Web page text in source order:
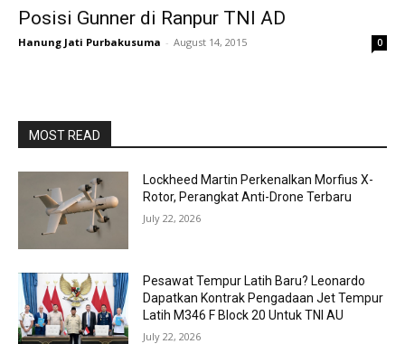
Posisi Gunner di Ranpur TNI AD
Hanung Jati Purbakusuma - August 14, 2015 0
MOST READ
Lockheed Martin Perkenalkan Morfius X-
Rotor, Perangkat Anti-Drone Terbaru
July 22, 2026
Pesawat Tempur Latih Baru? Leonardo
Dapatkan Kontrak Pengadaan Jet Tempur
Latih M346 F Block 20 Untuk TNI AU
July 22, 2026